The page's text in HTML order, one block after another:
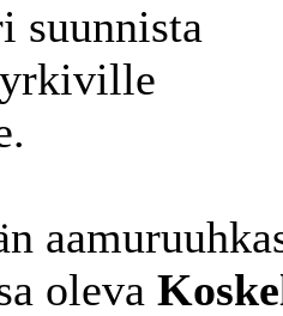
suunnista
oleva